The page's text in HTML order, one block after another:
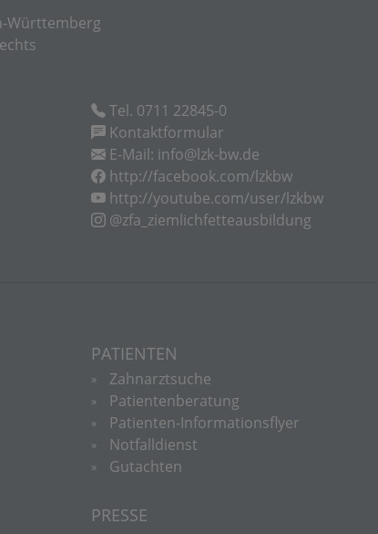
Württemberg
Tel. 0711 22845-0
Kontaktformular
E-Mail: info@lzk-bw.de
http://facebook.com/lzkbw
http://youtube.com/user/lzkbw
@zfa_ziemlichfetteausbildung
PATIENTEN
Zahnarztsuche
Patientenberatung
Patienten-Informationsflyer
Notfalldienst
Gutachten
PRESSE